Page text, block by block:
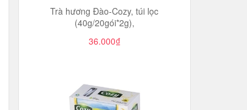
Trà hương Đào-Cozy, túi lọc
(40g/20gói*2g),
36.000₫